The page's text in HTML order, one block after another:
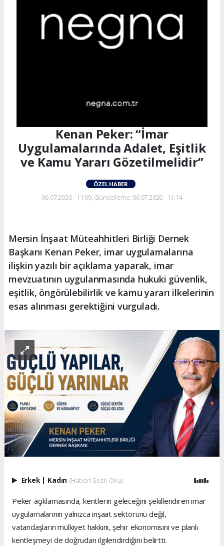
Kenan Peker: “İmar
Uygulamalarında Adalet, Eşitlik
ve Kamu Yararı Gözetilmelidir”
ÖZEL HABER
06.07.2026 - 11:09, Güncelleme: 06.07.2026 - 11:14
Mersin İnşaat Müteahhitleri Birliği Dernek
Başkanı Kenan Peker, imar uygulamalarına
ilişkin yazılı bir açıklama yaparak, imar
mevzuatının uygulanmasında hukuki güvenlik,
eşitlik, öngörülebilirlik ve kamu yararı ilkelerinin
esas alınması gerektiğini vurguladı.
Erkek Kadın (Haberi Sesli Oku)
Peker açıklamasında, kentlerin geleceğini şekillendiren imar
uygulamalarının yalnızca inşaat sektörünü değil,
vatandaşların mülkiyet hakkını, şehir ekonomisini ve planlı
kentleşmeyi de doğrudan ilgilendirdiğini belirtti.